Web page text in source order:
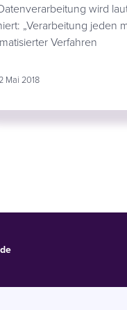
wird
„Verarbeitung jeden
Verfahren
Mai 2018